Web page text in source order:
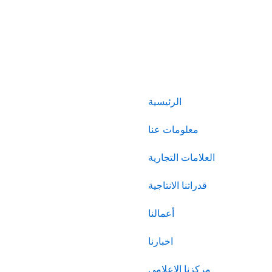
الرئيسية
معلومات عنا
العلامات التجارية
قدراتنا الانتاجية
أعمالنا
اخبارنا
مركزنا الاعلامى